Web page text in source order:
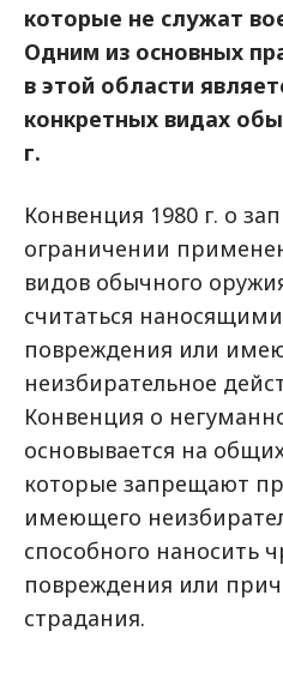
которые не служат
Одним из основных
в этой области
конкретных видах
г.
Конвенция 1980 г. о
ограничении
видов обычного
считаться
повреждения или
неизбирательное
Конвенция о
основывается на
которые запрещают
имеющего
способного наносить
повреждения или
страдания.